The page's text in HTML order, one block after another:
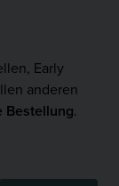
Early
anderen
Bestellung.